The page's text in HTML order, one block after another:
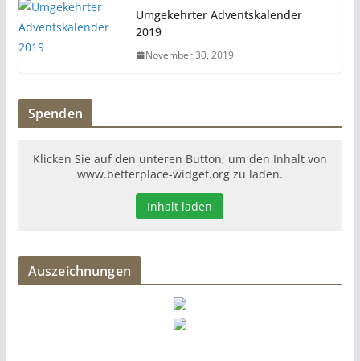
Umgekehrter Adventskalender
2019
November 30, 2019
Spenden
Klicken Sie auf den unteren Button, um den Inhalt von
www.betterplace-widget.org zu laden.
Inhalt laden
Auszeichnungen